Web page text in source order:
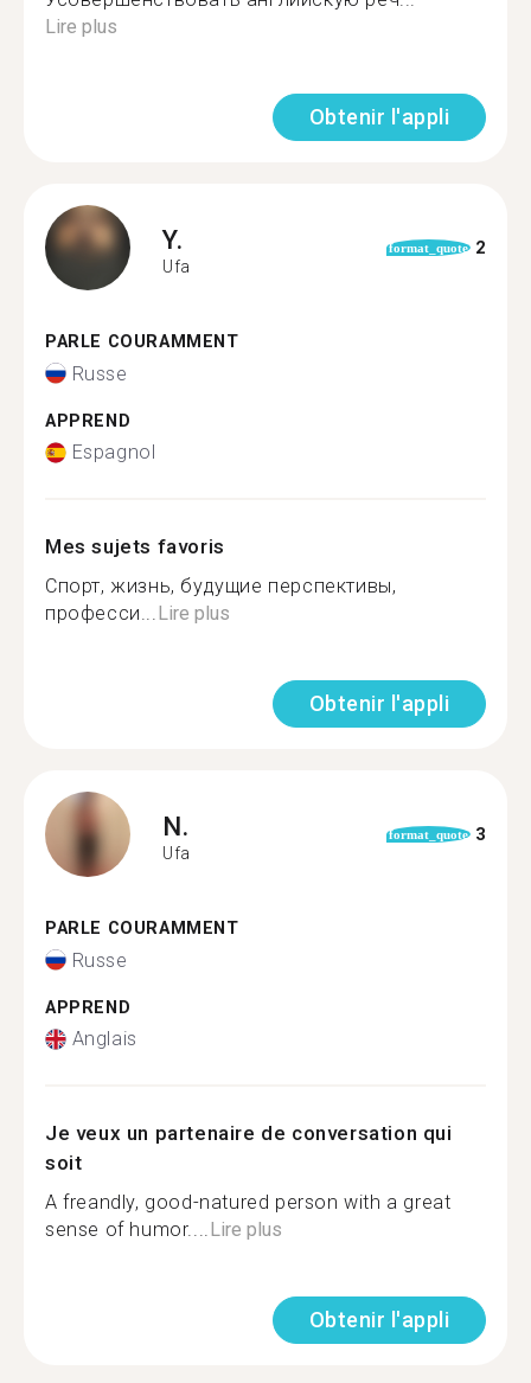
Lire plus
Obtenir l'appli
Y.
Ufa
format_quote 2
PARLE COURAMMENT
Russe
APPREND
Espagnol
Mes sujets favoris
Спорт, жизнь, будущие перспективы,
професси...Lire plus
Obtenir l'appli
N.
Ufa
format_quote 3
PARLE COURAMMENT
Russe
APPREND
Anglais
Je veux un partenaire de conversation qui
soit
A freandly, good-natured person with a great
sense of humor....Lire plus
Obtenir l'appli